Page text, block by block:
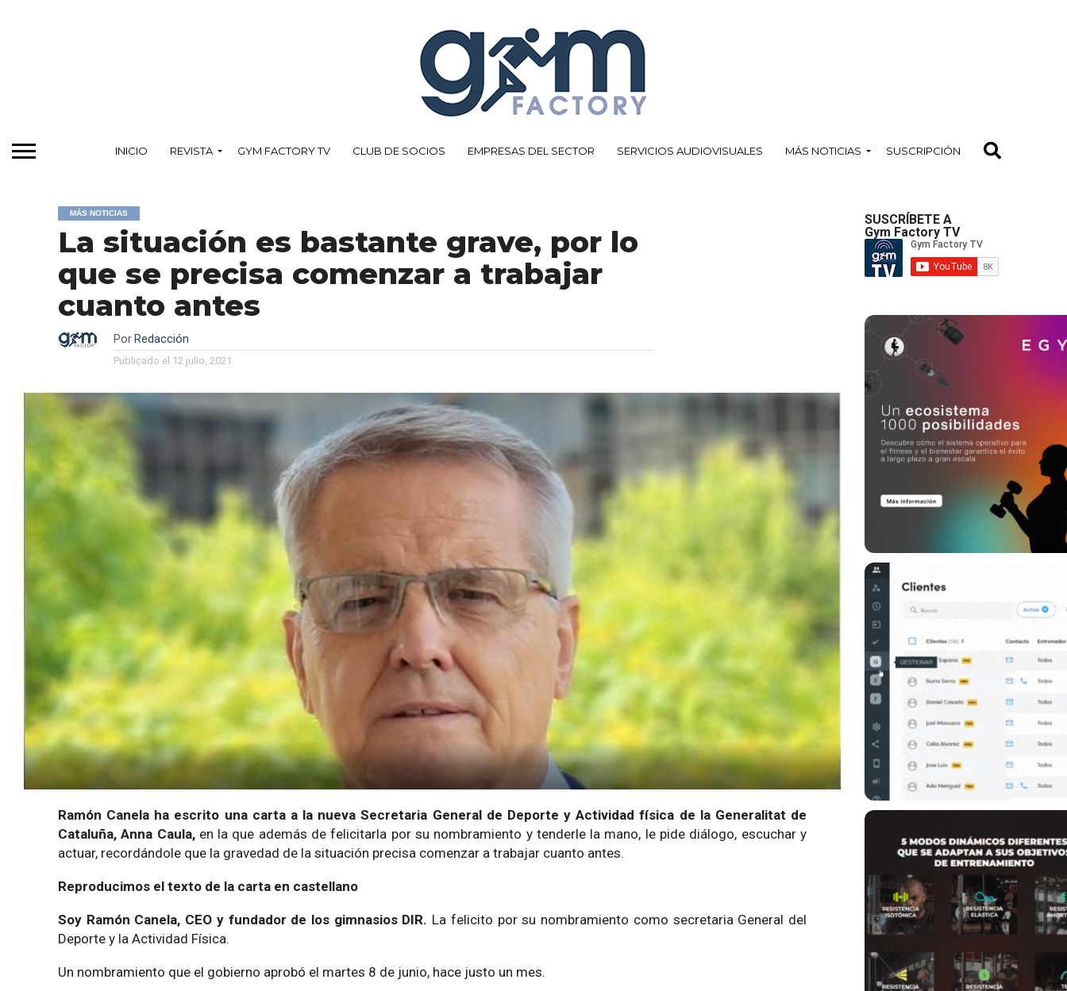
INICIO REVISTA GYM FACTORY TV CLUB DE SOCIOS EMPRESAS DEL SECTOR SERVICIOS AUDIOVISUALES MÁS NOTICIAS SUSCRIPCIÓN
MÁS NOTICIAS
La situación es bastante grave, por lo
que se precisa comenzar a trabajar
cuanto antes
Por Redacción
Publicado el 12 julio, 2021
Ramón Canela ha escrito una carta a la nueva Secretaria General de Deporte y Actividad física de la Generalitat de
Cataluña, Anna Caula, en la que además de felicitarla por su nombramiento y tenderle la mano, le pide diálogo, escuchar y
actuar, recordándole que la gravedad de la situación precisa comenzar a trabajar cuanto antes.
Reproducimos el texto de la carta en castellano
Soy Ramón Canela, CEO y fundador de los gimnasios DIR. La felicito por su nombramiento como secretaria General del
Deporte y la Actividad Física.
Un nombramiento que el gobierno aprobó el martes 8 de junio, hace justo un mes.
SUSCRÍBETE A
Gym Factory TV